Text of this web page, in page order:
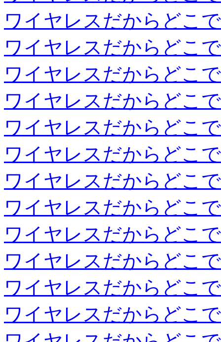
ワイヤレスだからどこ
ワイヤレスだからどこ
ワイヤレスだからどこ
ワイヤレスだからどこ
ワイヤレスだからどこ
ワイヤレスだからどこ
ワイヤレスだからどこ
ワイヤレスだからどこ
ワイヤレスだからどこ
ワイヤレスだからどこ
ワイヤレスだからどこ
ワイヤレスだからどこ